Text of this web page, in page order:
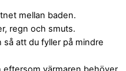
mellan baden.
regn och smuts.
att du fyller på mindre